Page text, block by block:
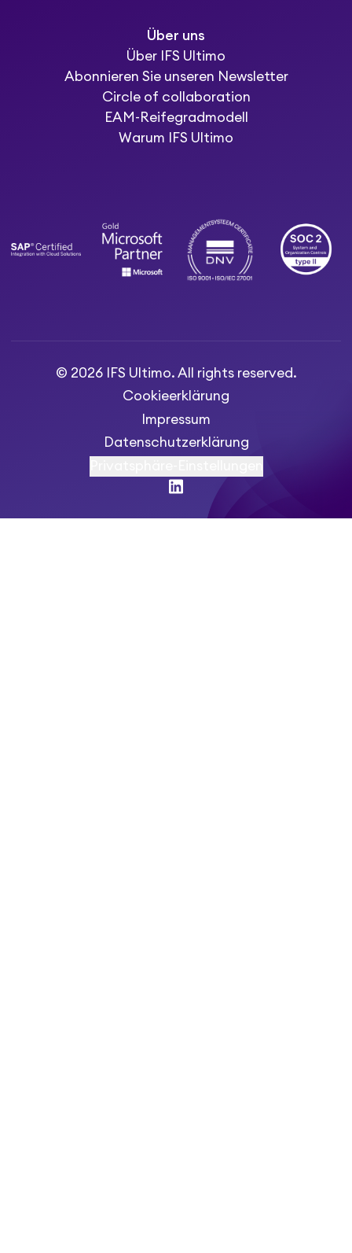
Über uns
Über IFS Ultimo
Abonnieren Sie unseren Newsletter
Circle of collaboration
EAM-Reifegradmodell
Warum IFS Ultimo
© 2026 IFS Ultimo. All rights reserved.
Cookieerklärung
Impressum
Datenschutzerklärung